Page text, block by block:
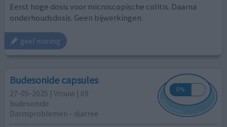
Eerst hoge dosis voor microscopische colitis. Daarna
onderhoudsdosis. Geen bijwerkingen.
geef mening
Budesonide capsules
27-05-2025 | Vrouw | 69
budesonide
Darmproblemen - diarree